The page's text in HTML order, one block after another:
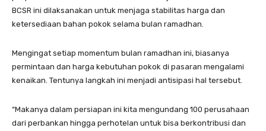
BCSR ini dilaksanakan untuk menjaga stabilitas harga dan
ketersediaan bahan pokok selama bulan ramadhan.
Mengingat setiap momentum bulan ramadhan ini, biasanya
permintaan dan harga kebutuhan pokok di pasaran mengalami
kenaikan. Tentunya langkah ini menjadi antisipasi hal tersebut.
“Makanya dalam persiapan ini kita mengundang 100 perusahaan
dari perbankan hingga perhotelan untuk bisa berkontribusi dan